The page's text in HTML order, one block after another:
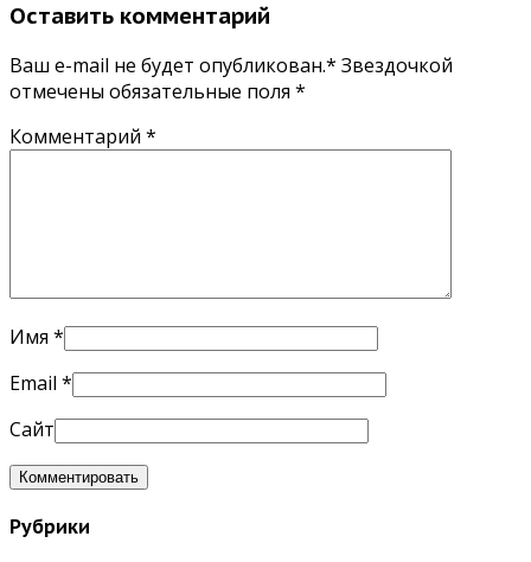
Оставить комментарий
Ваш e-mail не будет опубликован.* Звездочкой
отмечены обязательные поля *
Комментарий *
Имя *
Email *
Сайт
Рубрики